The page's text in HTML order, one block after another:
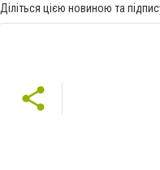
Діліться цією новиною та